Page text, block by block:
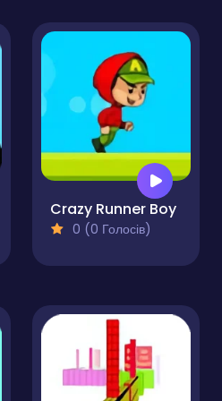
Crazy Runner Boy
0 (0 Голосів)